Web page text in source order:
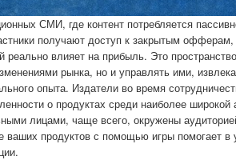
СМИ, где контент потребляется
получают доступ к закрытым офферам,
реально влияет на прибыль. Это
рынка, но и управлять ими,
опыта. Издатели во время
о продуктах среди наиболее широкой
лицами, чаще всего, окружены
ваших продуктов с помощью игры помогает в